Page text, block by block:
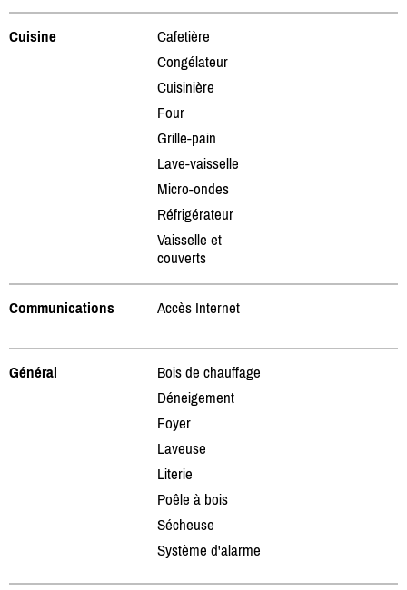
Cuisine
Cafetière
Congélateur
Cuisinière
Four
Grille-pain
Lave-vaisselle
Micro-ondes
Réfrigérateur
Vaisselle et
couverts
Communications Accès Internet
Général
Bois de chauffage
Déneigement
Foyer
Laveuse
Literie
Poêle à bois
Sécheuse
Système d'alarme